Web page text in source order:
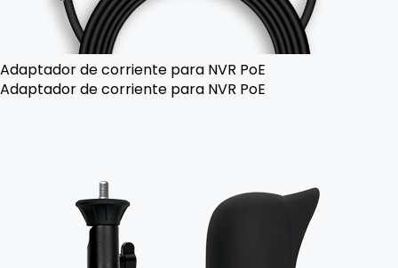
Adaptador de corriente para NVR PoE
Adaptador de corriente para NVR PoE